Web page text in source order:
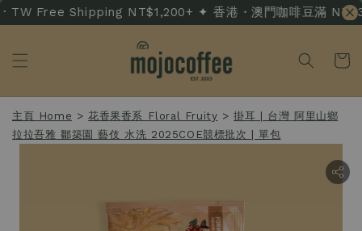
Free Shipping NT$1,200+ ✦ 香港・澳門咖啡豆滿
主頁 Home >花香果香系 Floral Fruity >掛耳 | 台灣 阿里山鄉
拉拉吾雅 鄒築園 藝伎 水洗 2025COE競標批次 | 單包